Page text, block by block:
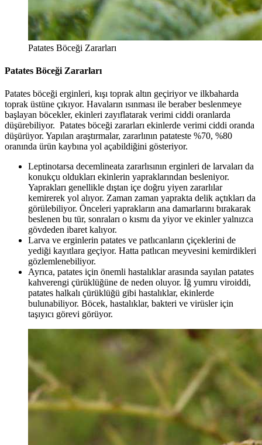
Patates Böceği Zararları
Patates Böceği Zararları
Patates böceği erginleri, kışı toprak altın geçiriyor ve ilkbaharda
toprak üstüne çıkıyor. Havaların ısınması ile beraber beslenmeye
başlayan böcekler, ekinleri zayıflatarak verimi ciddi oranlarda
düşürebiliyor. Patates böceği zararları ekinlerde verimi ciddi oranda
düşürüyor. Yapılan araştırmalar, zararlının patateste %70, %80
oranında ürün kaybına yol açabildiğini gösteriyor.
Leptinotarsa decemlineata zararlısının erginleri de larvaları da
konukçu oldukları ekinlerin yapraklarından besleniyor.
Yaprakları genellikle dıştan içe doğru yiyen zararlılar
kemirerek yol alıyor. Zaman zaman yaprakta delik açtıkları da
görülebiliyor. Önceleri yaprakların ana damarlarını bırakarak
beslenen bu tür, sonraları o kısmı da yiyor ve ekinler yalnızca
gövdeden ibaret kalıyor.
Larva ve erginlerin patates ve patlıcanların çiçeklerini de
yediği kayıtlara geçiyor. Hatta patlıcan meyvesini kemirdikleri
gözlemlenebiliyor.
Ayrıca, patates için önemli hastalıklar arasında sayılan patates
kahverengi çürüklüğüne de neden oluyor. İğ yumru viroiddi,
patates halkalı çürüklüğü gibi hastalıklar, ekinlerde
bulunabiliyor. Böcek, hastalıklar, bakteri ve virüsler için
taşıyıcı görevi görüyor.